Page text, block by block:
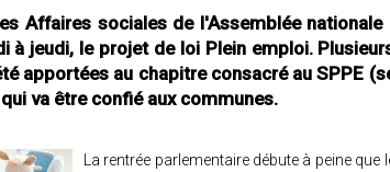
Affaires sociales de l'Assemblée nationale
à jeudi, le projet de loi Plein emploi.
apportées au chapitre consacré au SPPE
va être confié aux communes.
La rentrée parlementaire débute à peine